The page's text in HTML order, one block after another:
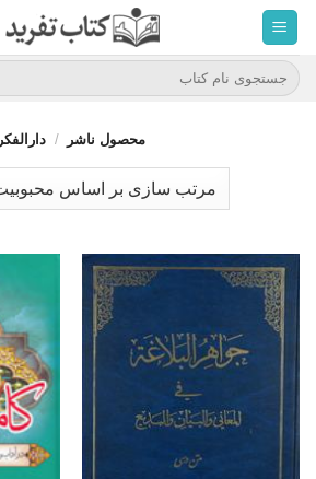
محتوا
برویدجستجو
برای:
محصول ناشر / دارالفکر